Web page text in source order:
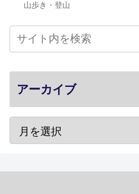
山歩き・登山
アーカイブ